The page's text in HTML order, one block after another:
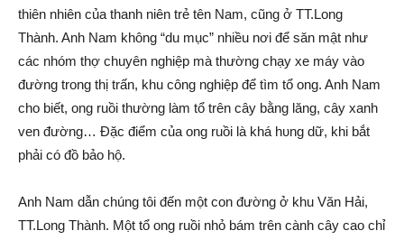
thiên nhiên của thanh niên trẻ tên Nam, cũng ở TT.Long
Thành. Anh Nam không “du mục” nhiều nơi để săn mật như
các nhóm thợ chuyên nghiệp mà thường chạy xe máy vào
đường trong thị trấn, khu công nghiệp để tìm tổ ong. Anh Nam
cho biết, ong ruồi thường làm tổ trên cây bằng lăng, cây xanh
ven đường… Đặc điểm của ong ruồi là khá hυn‌g d‌ữ, khi bắt
phải có đồ bảo hộ.
Anh Nam dẫn chúng tôi đến một con đường ở khu Văn Hải,
TT.Long Thành. Một tổ ong ruồi nhỏ bám trên cành cây cao chỉ